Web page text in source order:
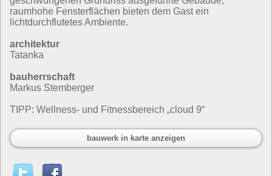
raumhohe Fensterflächen bieten dem Gast ein
lichtdurchflutetes Ambiente.
architektur
Tatanka
bauherrschaft
Markus Stemberger
TIPP: Wellness- und Fitnessbereich „cloud 9“
bauwerk in karte anzeigen